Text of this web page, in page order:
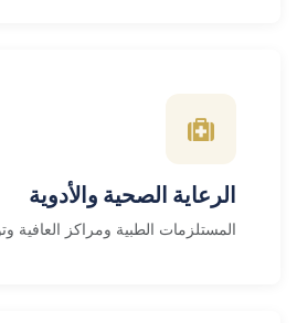
الرعاية الصحية والأدوية
المستلزمات الطبية ومراكز العافية